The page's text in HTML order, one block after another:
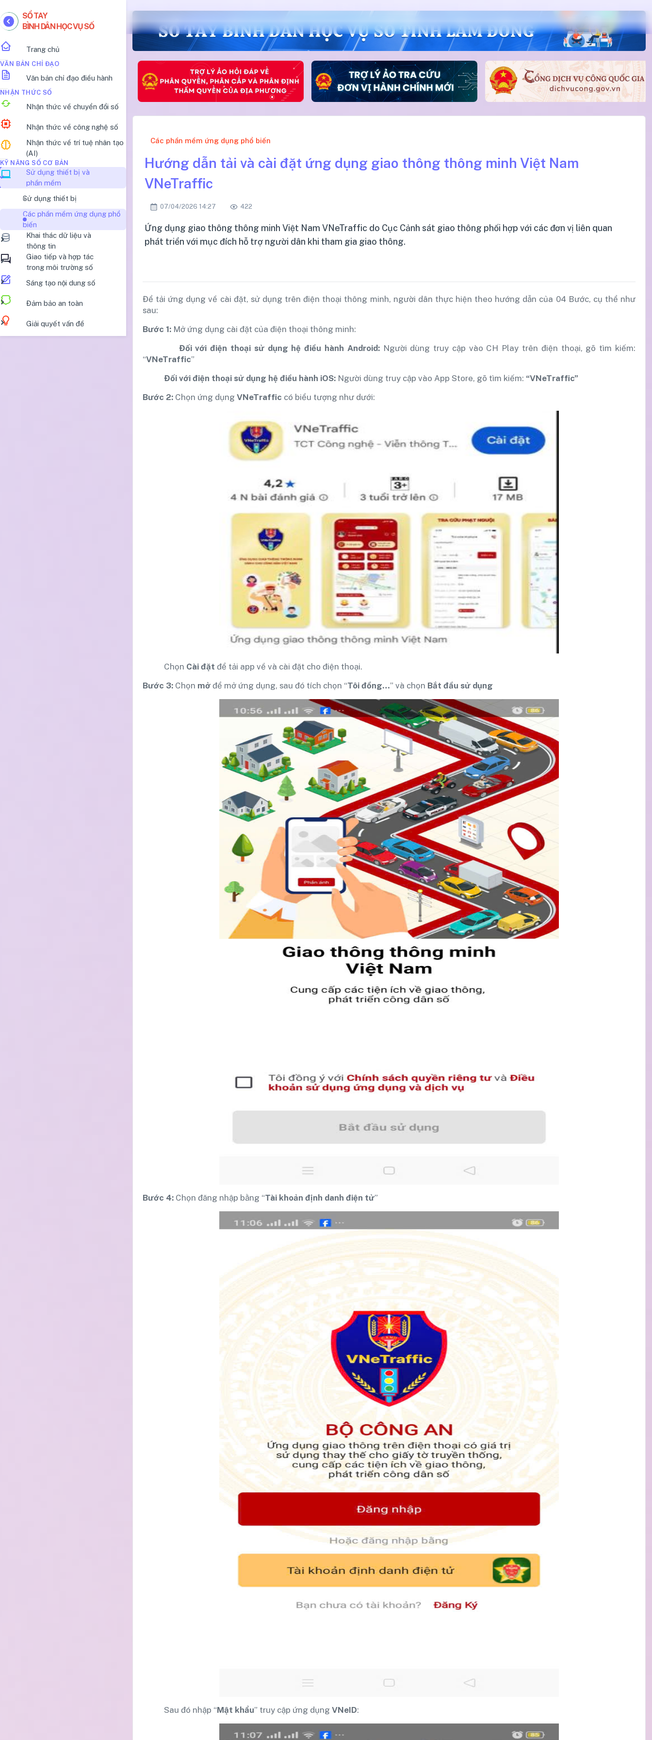
SỔ TAY
BÌNH DÂN HỌC VỤ SỐ
Trang chủ
VĂN BẢN CHỈ ĐẠO
Văn bản chỉ đạo điều hành
NHẬN THỨC SỐ
Nhận thức về chuyển đổi số
Nhận thức về công nghệ số
Nhận thức về trí tuệ nhân tạo
(AI)
KỸ NĂNG SỐ CƠ BẢN
Sử dụng thiết bị và
phần mềm
Sử dụng thiết bị
Các phần mềm ứng dụng phổ
biến
Khai thác dữ liệu và
thông tin
Giao tiếp và hợp tác
trong môi trường số
Sáng tạo nội dung số
Đảm bảo an toàn
Giải quyết vấn đề
Các phần mềm ứng dụng phổ biến
Hướng dẫn tải và cài đặt ứng dụng giao thông thông minh Việt Nam
VNeTraffic
07/04/2026 14:27 422
Ứng dụng giao thông thông minh Việt Nam VNeTraffic do Cục Cảnh sát giao thông phối hợp với các đơn vị liên quan
phát triển với mục đích hỗ trợ người dân khi tham gia giao thông.
Để tải ứng dụng về cài đặt, sử dụng trên điện thoại thông minh, người dân thực hiện theo hướng dẫn của 04 Bước, cụ thể như
sau:
Bước 1: Mở ứng dụng cài đặt của điện thoại thông minh:
Đối với điện thoại sử dụng hệ điều hành Android:Người dùng truy cập vào CH Play trên điện thoại, gõ tìm kiếm:
“VNeTraffic”
Đối với điện thoại sử dụng hệ điều hành iOS: Người dùng truy cập vào App Store, gõ tìm kiếm: “VNeTraffic”
Bước 2: Chọn ứng dụng VNeTraffic có biểu tượng như dưới:
Chọn Cài đặt để tải app về và cài đặt cho điện thoại.
Bước 3: Chọn mở để mở ứng dụng, sau đó tích chọn “Tôi đồng…” và chọn Bắt đầu sử dụng
Bước 4: Chọn đăng nhập bằng “Tài khoản định danh điện tử”
Sau đó nhập “Mật khẩu” truy cập ứng dụng VNeID: